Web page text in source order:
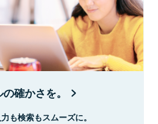
確かさを。
も検索もスムーズに。